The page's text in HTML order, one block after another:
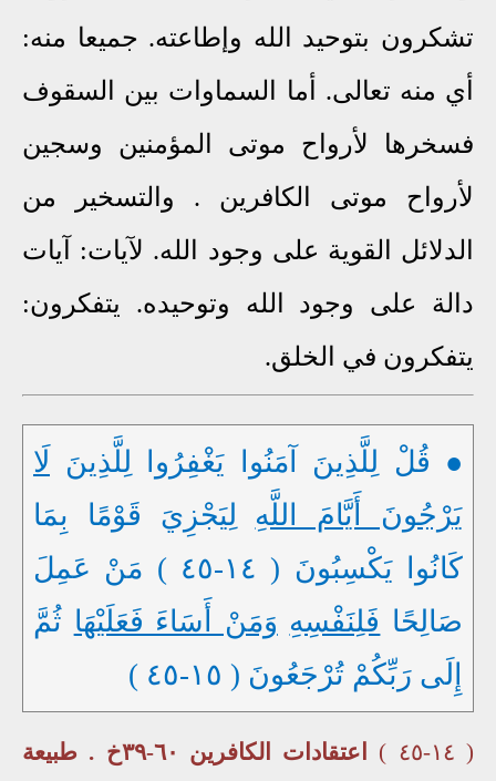
تشكرون بتوحيد الله وإطاعته. جميعا منه:
أي منه تعالى. أما السماوات بين السقوف
فسخرها لأرواح موتى المؤمنين وسجين
لأرواح موتى الكافرين . والتسخير من
الدلائل القوية على وجود الله. لآيات: آيات
دالة على وجود الله وتوحيده. يتفكرون:
يتفكرون في الخلق.
● قُلْ لِلَّذِينَ آمَنُوا يَغْفِرُوا لِلَّذِينَ لَا
يَرْجُونَ أَيَّامَ اللَّه ِ لِيَجْزِيَ قَوْمًا بِمَا
كَانُوا يَكْسِبُونَ ( ١٤-٤٥ ) مَنْ عَمِلَ
صَالِحًا فَلِنَفْسِهِ وَمَنْ أَسَاءَ فَعَلَيْهَا ثُمَّ
إِلَى رَبِّكُمْ تُرْجَعُونَ ( ١٥-٤٥ )
( ١٤-٤٥ ) اعتقادات الكافرين ٦٠-٣٩خ . طبيعة